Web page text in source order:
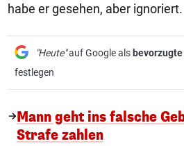
habe er gesehen, aber ignoriert.
"Heute"auf Google als
festlegen
Mann geht ins falsche
Strafe zahlen